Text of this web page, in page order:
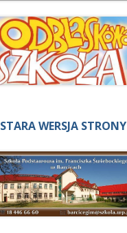
STARA WERSJA STRONY